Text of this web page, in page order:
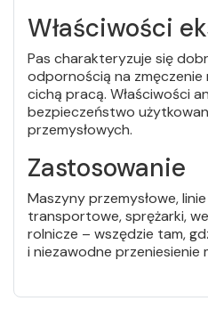
Właściwości
Pas charakteryzuje się
odpornością na zmęczenie
cichą pracą. Właściwości
bezpieczeństwo
przemysłowych.
Zastosowanie
Maszyny przemysłowe,
transportowe, sprężarki,
rolnicze – wszędzie tam,
i niezawodne przeniesienie